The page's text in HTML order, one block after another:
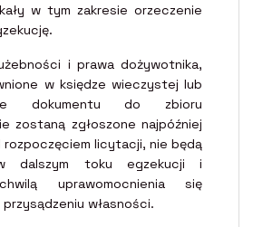
w tym zakresie orzeczenie
i prawa dożywotnika,
w księdze wieczystej lub
dokumentu do zbioru
zostaną zgłoszone najpóźniej
rozpoczęciem licytacji, nie będą
dalszym toku egzekucji i
uprawomocnienia się
własności.